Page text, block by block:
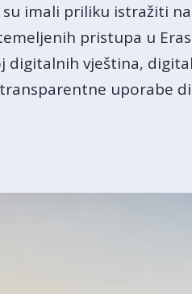
imali priliku istražiti
pristupa u
digitalnih vještina,
uporabe